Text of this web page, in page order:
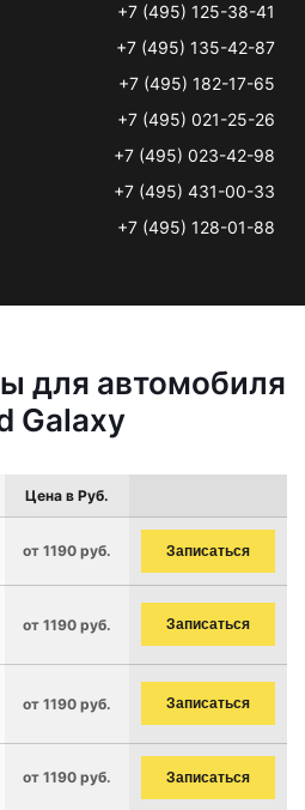
+7 (495) 125-38-41
+7 (495) 135-42-87
+7 (495) 182-17-65
+7 (495) 021-25-26
+7 (495) 023-42-98
+7 (495) 431-00-33
+7 (495) 128-01-88
для автомобиля
Galaxy
Цена в Руб.
от 1190 руб. Записаться
от 1190 руб. Записаться
от 1190 руб. Записаться
от 1190 руб. Записаться